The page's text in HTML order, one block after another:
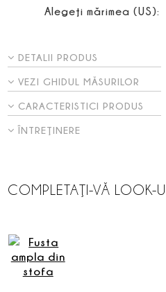
Alegeţi mărimea (US):
DETALII PRODUS
VEZI GHIDUL MĂSURILOR
CARACTERISTICI PRODUS
ÎNTREŢINERE
COMPLETAŢI-VĂ LOOK-UL